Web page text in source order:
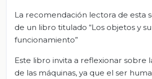
La recomendación lectora de esta
de un libro titulado “Los objetos y su
funcionamiento”
Este libro invita a reflexionar sobre
de las máquinas, ya que el ser